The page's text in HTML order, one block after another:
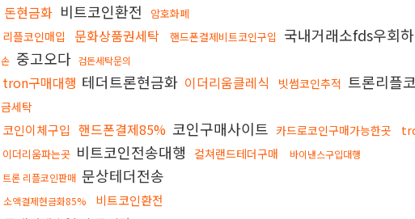
돈현금화 비트코인환전 암호화폐
리플코인매입 문화상품권세탁 핸드폰결제비트코인구입 국내거래소fds우회
손 중고오다 검돈세탁문의
tron구매대행 테더트론현금화 이더리움클레식 빗썸코인추적 트론리플
금세탁
코인이체구입 핸드폰결제85% 코인구매사이트 카드로코인구매가능한곳
이더리움파는곳 비트코인전송대행 컬쳐랜드테더구매
바이낸스구입대행
트론 리플코인판매 문상테더전송
소액결제현금화85% 비트코인환전